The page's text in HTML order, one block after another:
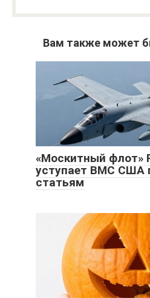
Вам также может
«Москитный флот»
уступает ВМС США
статьям